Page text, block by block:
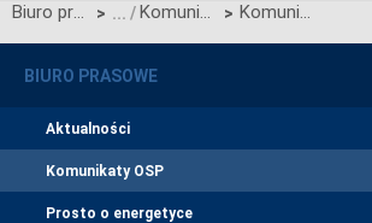
Biuro prasowe > Komunikaty OSP > Komunikat Operatora Systemu Przesyłowego z dnia 19 lipca 2016 r. dotyczący Taryfy dla energii elektrycznej
BIURO PRASOWE
Aktualności
Komunikaty OSP
Prosto o energetyce